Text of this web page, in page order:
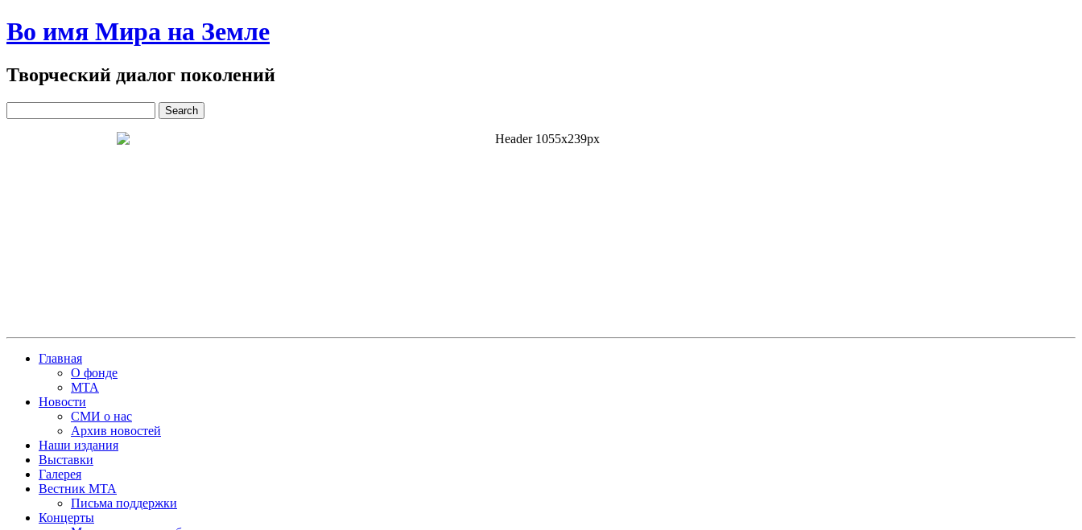
Во имя Мира на Земле
Творческий диалог поколений
Главная
О фонде
МТА
Новости
СМИ о нас
Архив новостей
Наши издания
Выставки
Галерея
Вестник МТА
Письма поддержки
Концерты